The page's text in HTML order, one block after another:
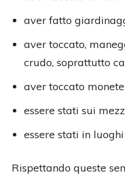
aver fatto
aver toccato,
crudo, soprattutto
aver toccato
essere stati sui
essere stati in
Rispettando queste